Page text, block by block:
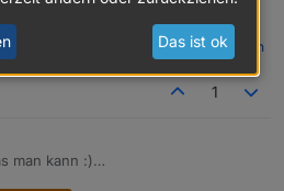
|PimpMyStation
1
man kann :)
Das ist ok